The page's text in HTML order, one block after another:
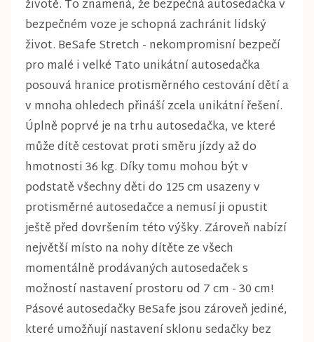
životě. To znamená, že bezpečná autosedačka v
bezpečném voze je schopná zachránit lidský
život. BeSafe Stretch - nekompromisní bezpečí
pro malé i velké Tato unikátní autosedačka
posouvá hranice protisměrného cestování dětí a
v mnoha ohledech přináší zcela unikátní řešení.
Úplně poprvé je na trhu autosedačka, ve které
může dítě cestovat proti směru jízdy až do
hmotnosti 36 kg. Díky tomu mohou být v
podstatě všechny děti do 125 cm usazeny v
protisměrné autosedačce a nemusí ji opustit
ještě před dovršením této výšky. Zároveň nabízí
největší místo na nohy dítěte ze všech
momentálně prodávaných autosedaček s
možností nastavení prostoru od 7 cm - 30 cm!
Pásové autosedačky BeSafe jsou zároveň jediné,
které umožňují nastavení sklonu sedačky bez